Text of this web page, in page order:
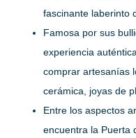
fascinante laberinto
Famosa por sus
experiencia
comprar artesanías
cerámica, joyas de
Entre los aspectos
encuentra la Puerta